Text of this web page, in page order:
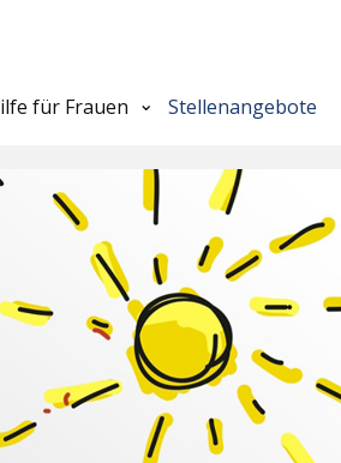
für Frauen Stellenangebote